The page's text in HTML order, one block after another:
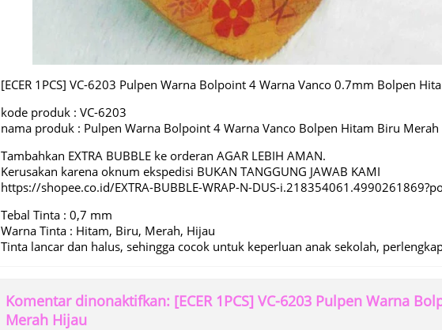
[ECER 1PCS] VC-6203 Pulpen Warna Bolpoint 4 Warna Vanco 0.7mm Bolpen
kode produk : VC-6203
nama produk : Pulpen Warna Bolpoint 4 Warna Vanco Bolpen Hitam Biru Merah
Tambahkan EXTRA BUBBLE ke orderan AGAR LEBIH AMAN.
Kerusakan karena oknum ekspedisi BUKAN TANGGUNG JAWAB KAMI
https://shopee.co.id/EXTRA-BUBBLE-WRAP-N-DUS-
Tebal Tinta : 0,7 mm
Warna Tinta : Hitam, Biru, Merah, Hijau
Tinta lancar dan halus, sehingga cocok untuk keperluan anak sekolah,
Komentar dinonaktifkan: [ECER 1PCS] VC-6203 Pulpen Warna
Merah Hijau